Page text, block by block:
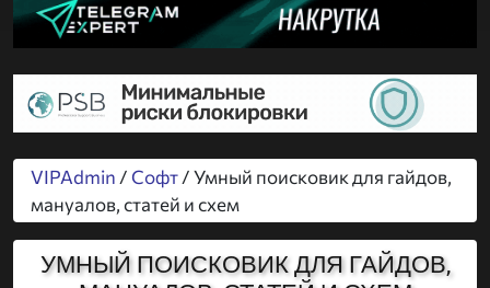
VIPAdmin / Софт/ Умный поисковик для гайдов,
мануалов, статей и схем
УМНЫЙ ПОИСКОВИК ДЛЯ ГАЙДОВ,